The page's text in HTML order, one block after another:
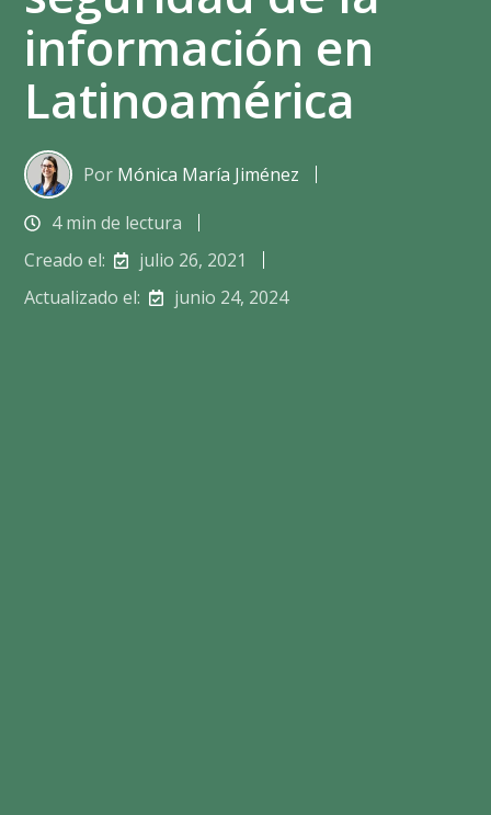
información en
Latinoamérica
Por Mónica María Jiménez
4 min de lectura
Creado el:
julio 26, 2021
Actualizado el:
junio 24, 2024